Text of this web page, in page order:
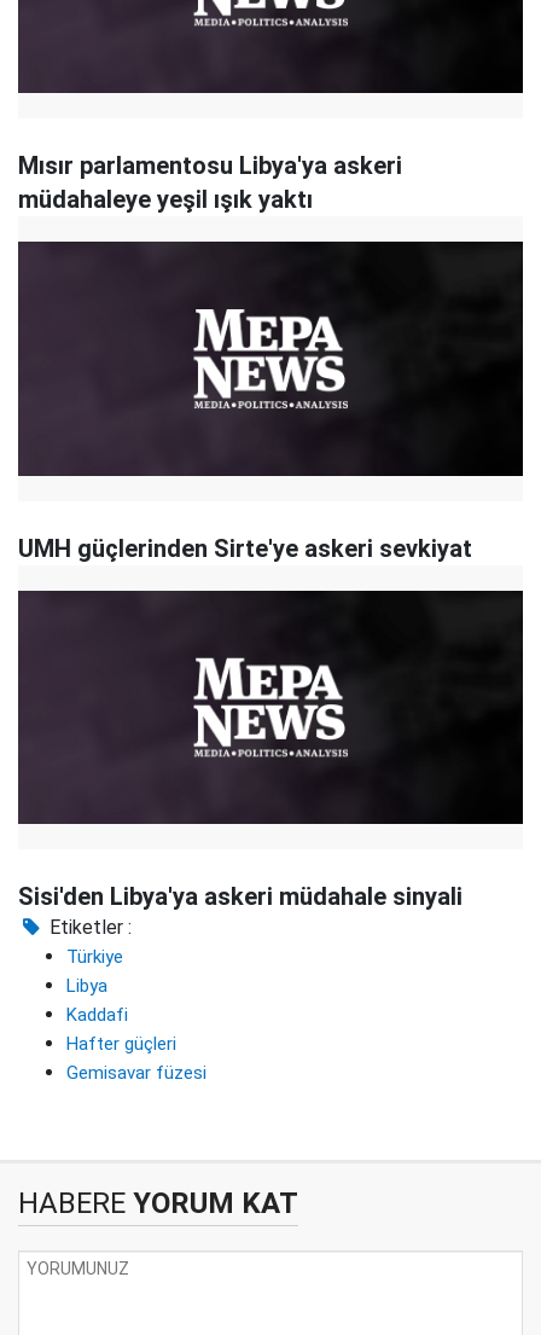
Mısır parlamentosu Libya'ya askeri
müdahaleye yeşil ışık yaktı
UMH güçlerinden Sirte'ye askeri sevkiyat
Sisi'den Libya'ya askeri müdahale sinyali
Etiketler :
Türkiye
Libya
Kaddafi
Hafter güçleri
Gemisavar füzesi
HABERE YORUM KAT